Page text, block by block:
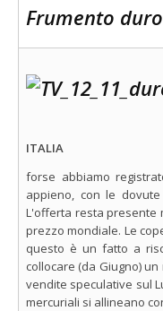
Frumento duro
ITALIA
forse abbiamo
appieno, con le
L'offerta resta presente
prezzo mondiale. Le
questo è un fatto a
collocare (da Giugno)
vendite speculative sul
mercuriali si allineano